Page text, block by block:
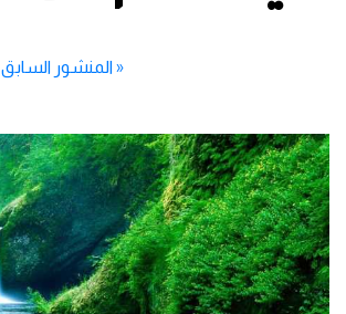
«المنشور السابق